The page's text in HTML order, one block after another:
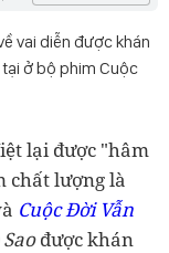
vai diễn được khán
ở bộ phim Cuộc
lại được "hâm
chất lượng là
Cuộc Đời Vẫn
được khán